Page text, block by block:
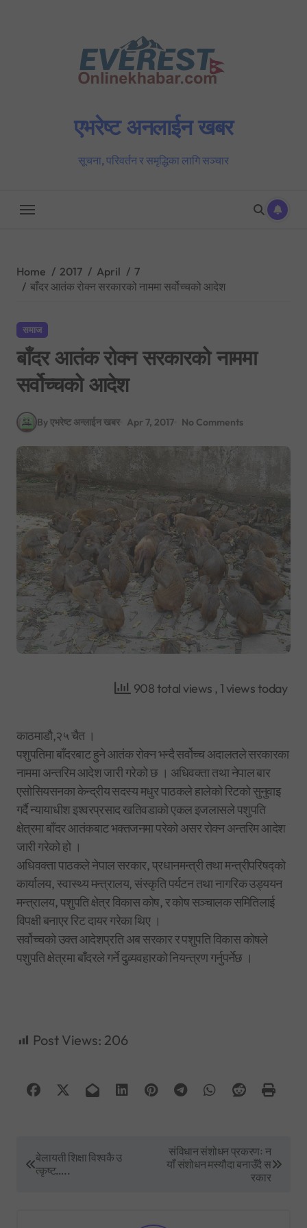
एभरेष्ट अनलाईन खबर
सूचना, परिवर्तन र समृद्धिका लागि सञ्चार
Home 2017 April
7
बाँदर आतंक रोक्न सरकारको नाममा सर्वोच्चको आदेश
समाज
बाँदर आतंक रोक्न सरकारको नाममा
सर्वोच्चको आदेश
By एभरेष्ट अन्लाईन खबर Apr 7, 2017 No Comments
908 total views , 1 views today
काठमाडौ,२५ चैत ।
पशुपतिमा बाँदरबाट हुने आतंक रोक्न भन्दै सर्वोच्च अदालतले सरकारका
नाममा अन्तरिम आदेश जारी गरेको छ । अधिवक्ता तथा नेपाल बार
एसोसियसनका केन्द्रीय सदस्य मधुर पाठकले हालेको रिटको सुनुवाइ
गर्दै न्यायाधीश इश्वरप्रसाद खतिवडाको एकल इजलासले पशुपति
क्षेत्रमा बाँदर आतंकबाट भक्तजनमा परेको असर रोक्न अन्तरिम आदेश
जारी गरेको हो ।
अधिवक्ता पाठकले नेपाल सरकार, प्रधानमन्त्री तथा मन्त्रीपरिषद्को
कार्यालय, स्वास्थ्य मन्त्रालय, संस्कृति पर्यटन तथा नागरिक उड्ययन
मन्त्रालय, पशुपति क्षेत्र विकास कोष, र कोष सञ्चालक समितिलाई
विपक्षी बनाएर रिट दायर गरेका थिए ।
सर्वोच्चको उक्त आदेशप्रति अब सरकार र पशुपति विकास कोषले
पशुपति क्षेत्रमा बाँदरले गर्ने दुव्र्यवहारको नियन्त्रण गर्नुपर्नेछ ।
Post Views: 206
o
बेलायती शिक्षा विश्वकै उ
त्कृष्ट…..
संविधान संशोधन प्रकरणः न
याँ संशोधन मस्यौदा बनाउँदै स
रकार